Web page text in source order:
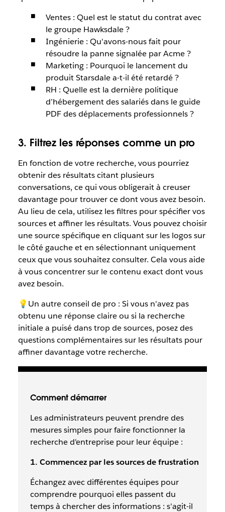
Ventes : Quel est le statut du contrat avec
le groupe Hawksdale ?
Ingénierie : Qu'avons-nous fait pour
résoudre la panne signalée par Acme ?
Marketing : Pourquoi le lancement du
produit Starsdale a-t-il été retardé ?
RH : Quelle est la dernière politique
d’hébergement des salariés dans le guide
PDF des déplacements professionnels ?
3. Filtrez les réponses comme un pro
En fonction de votre recherche, vous pourriez
obtenir des résultats citant plusieurs
conversations, ce qui vous obligerait à creuser
davantage pour trouver ce dont vous avez besoin.
Au lieu de cela, utilisez les filtres pour spécifier vos
sources et affiner les résultats. Vous pouvez choisir
une source spécifique en cliquant sur les logos sur
le côté gauche et en sélectionnant uniquement
ceux que vous souhaitez consulter. Cela vous aide
à vous concentrer sur le contenu exact dont vous
avez besoin.
💡Un autre conseil de pro : Si vous n'avez pas
obtenu une réponse claire ou si la recherche
initiale a puisé dans trop de sources, posez des
questions complémentaires sur les résultats pour
affiner davantage votre recherche.
Comment démarrer
Les administrateurs peuvent prendre des
mesures simples pour faire fonctionner la
recherche d'entreprise pour leur équipe :
1. Commencez par les sources de frustration
Échangez avec différentes équipes pour
comprendre pourquoi elles passent du
temps à chercher des informations : s'agit-il